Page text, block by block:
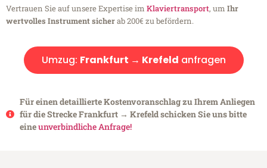
Vertrauen Sie auf unsere Expertise im Klaviertransport, um Ihr
wertvolles Instrument sicherab 200€ zu befördern.
Umzug: Frankfurt → Krefeld anfragen
Für einen detaillierte Kostenvoranschlag zu Ihrem Anliegen
für die Strecke Frankfurt → Krefeld schicken Sie uns bitte
eineunverbindliche Anfrage!